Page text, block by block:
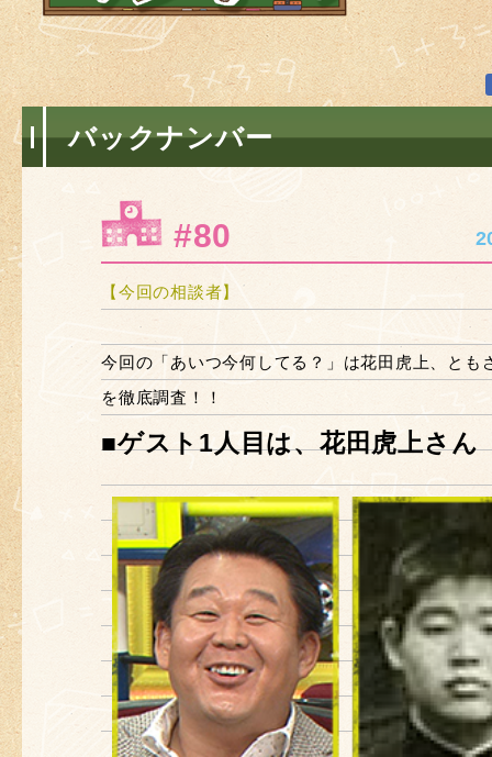
バックナンバー
#80
【今回の相談者】
今回の「あいつ今何してる？」は花田虎上、とも
を徹底調査！！
■ゲスト1人目は、花田虎上さん